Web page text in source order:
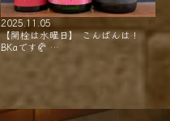
2025.11.05
【開栓は水曜日】 こんばんは！
BKaです🥐 …